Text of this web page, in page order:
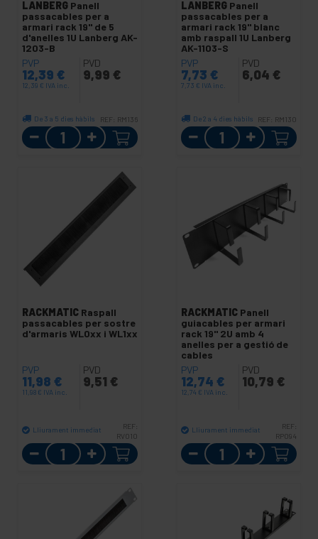
LANBERG Panell
passacables per a
armari rack 19" de 5
d'anelles 1U Lanberg AK-
1203-B
PVP
12,39 €
12,39 € IVA inc.
PVD
9,99 €
De 3 a 5 dies hàbils REF: RM136
Quantitat
LANBERG Panell
passacables per a
armari rack 19" blanc
amb raspall 1U Lanberg
AK-1103-S
PVP
7,73 €
7,73 € IVA inc.
PVD
6,04 €
De 2 a 4 dies hàbils REF: RM130
Quantitat
RACKMATIC Raspall
passacables per sostre
d'armaris WL0xx i WL1xx
PVP
11,98 €
11,98 € IVA inc.
PVD
9,51 €
Lliurament immediat
REF:
RV010
Quantitat
RACKMATIC Panell
guiacables per armari
rack 19" 2U amb 4
anelles per a gestió de
cables
PVP
12,74 €
12,74 € IVA inc.
PVD
10,79 €
Lliurament immediat
REF:
RP094
Quantitat